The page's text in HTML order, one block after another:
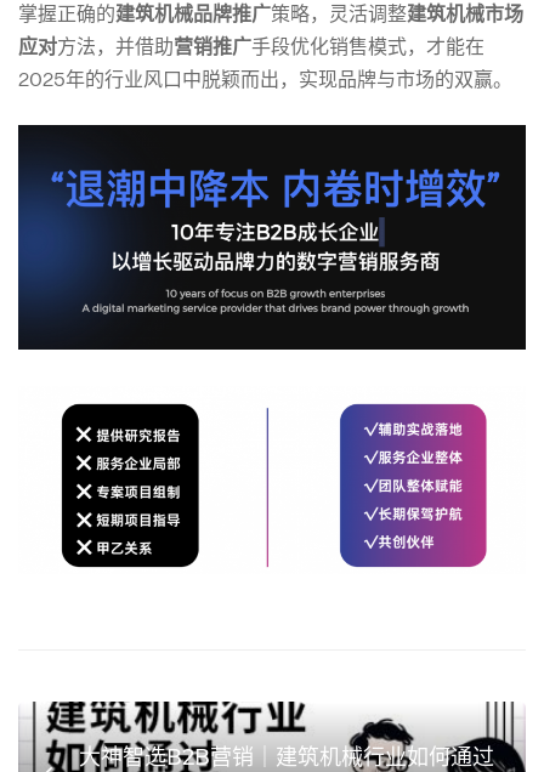
掌握正确的建筑机械品牌推广策略，灵活调整建筑机械市场
应对方法，并借助营销推广手段优化销售模式，才能在
2025年的行业风口中脱颖而出，实现品牌与市场的双赢。
大神智选B2B营销｜建筑机械行业如何通过